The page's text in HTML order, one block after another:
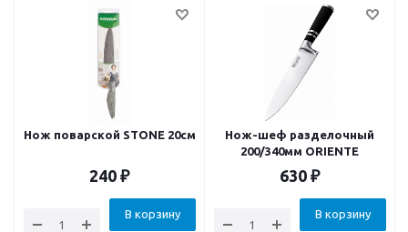
Нож поварской STONE 20см
240 ₽
В корзину
Нож-шеф разделочный
200/340мм ORIENTE
630 ₽
В корзину